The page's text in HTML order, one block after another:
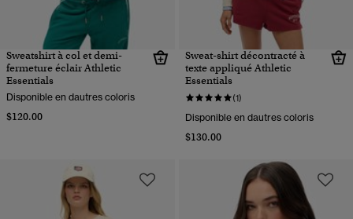
Sweatshirt à col et demi-
fermeture éclair Athletic
Essentials
Disponible en dautres coloris
$120.00
Sweat-shirt décontracté à
texte appliqué Athletic
Essentials
(1)
Disponible en dautres coloris
$130.00